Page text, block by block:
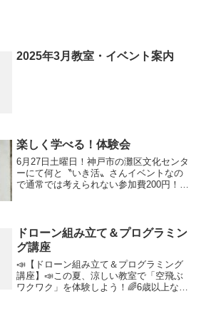
2025年3月教室・イベント案内
楽しく学べる！体験会
6月27日土曜日！神戸市の灘区文化センタ
ーにて何と〝いき活〟さんイベントなの
で通常では考えられない参加費200円！！
ドローン組み立て＆プログラミン
グ講座
📣【ドローン組み立て＆プログラミング
講座】📣この夏、涼しい教室で「空飛ぶ
ワクワク」を体験しよう！🌈6歳以上なら